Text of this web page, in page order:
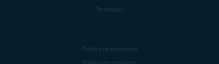
Tecnología
Política de privacidad
Política de productos